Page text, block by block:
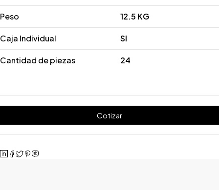
Peso 12.5 KG
Caja Individual SI
Cantidad de piezas 24
Cotizar